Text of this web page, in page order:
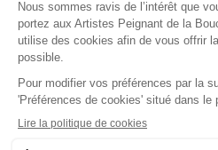
67955 Strasbourg Cedex 9